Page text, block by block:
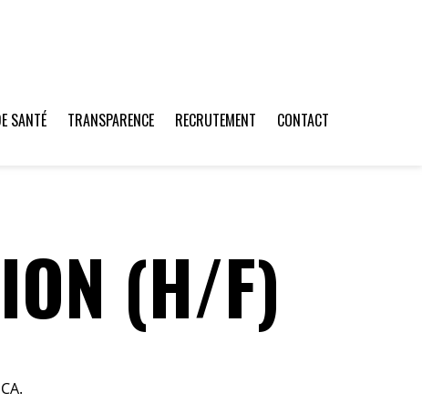
SANTÉ TRANSPARENCE RECRUTEMENT CONTACT
(H/F)